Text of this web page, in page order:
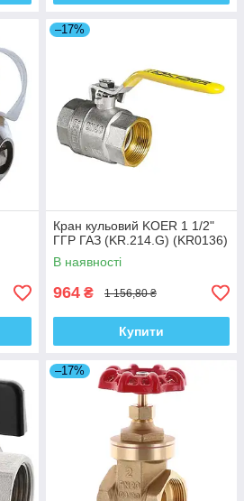
–17%
Кран кульовий KOER 1 1/2"
ГГР ГАЗ (KR.214.G) (KR0136)
В наявності
964 ₴ 1 156,80 ₴
Купити
–17%